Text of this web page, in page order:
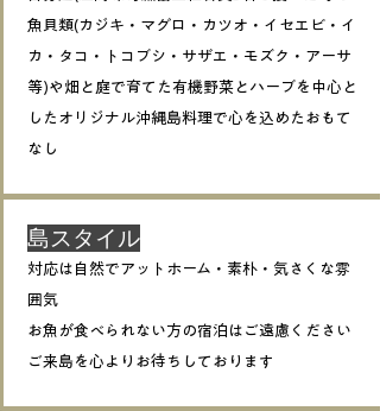
魚貝類(カジキ・マグロ・カツオ・イセエビ・イ
カ・タコ・トコブシ・サザエ・モズク・アーサ
等)や畑と庭で育てた有機野菜とハーブを中心と
したオリジナル沖縄島料理で心を込めたおもて
なし
​島スタイル
対応は自然でアットホーム・素朴・気さくな雰
囲気
お魚が食べられない方の宿泊はご遠慮ください​
ご来島を心よりお待ちしております